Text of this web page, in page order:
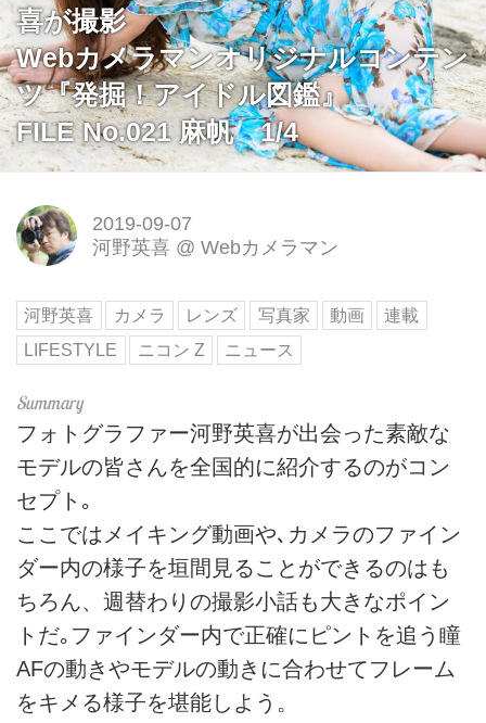
喜が撮影
Webカメラマンオリジナルコンテン
ツ『発掘！アイドル図鑑』
FILE No.021 麻帆 1/4
2019-09-07
河野英喜 @ Webカメラマン
河野英喜 カメラ レンズ 写真家 動画
連載
LIFESTYLE
ニコン Z ニュース
フォトグラファー河野英喜が出会った素敵な
モデルの皆さんを全国的に紹介するのがコン
セプト｡
ここではメイキング動画や､カメラのファイン
ダー内の様子を垣間見ることができるのはも
ちろん、週替わりの撮影小話も大きなポイン
トだ｡ファインダー内で正確にピントを追う瞳
AFの動きやモデルの動きに合わせてフレーム
をキメる様子を堪能しよう。